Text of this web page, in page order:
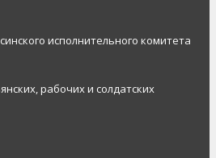
исполнительного комитета
рабочих и солдатских